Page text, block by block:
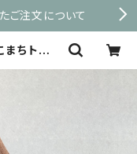
ご注文について